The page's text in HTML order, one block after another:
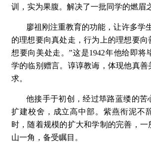
训，实为果腹。解决了一批同学的燃眉
廖祖刚注重教育的功能，让许多学
的理想要向真处走，行为上的理想要向
想要向美处走。”这是1942年他给即将
学的临别赠言。谆谆教诲，体现他真善
求。
他接手于初创，经过筚路蓝缕的苦
扩建校舍，成立高中部。紫燕衔泥不
时，随着规模的扩大和学制的完善，
山一角，备受瞩目。